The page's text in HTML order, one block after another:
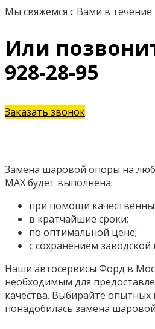
Мы свяжемся с Вами в течение
Или
928-28-95
Заказать звонок
Замена шаровой опоры на
MAX будет выполнена:
при помощи
в кратчайшие сроки;
по оптимальной цене;
с сохранением заводской
Наши автосервисы Форд в
необходимым для
качества. Выбирайте опытных
понадобилась замена